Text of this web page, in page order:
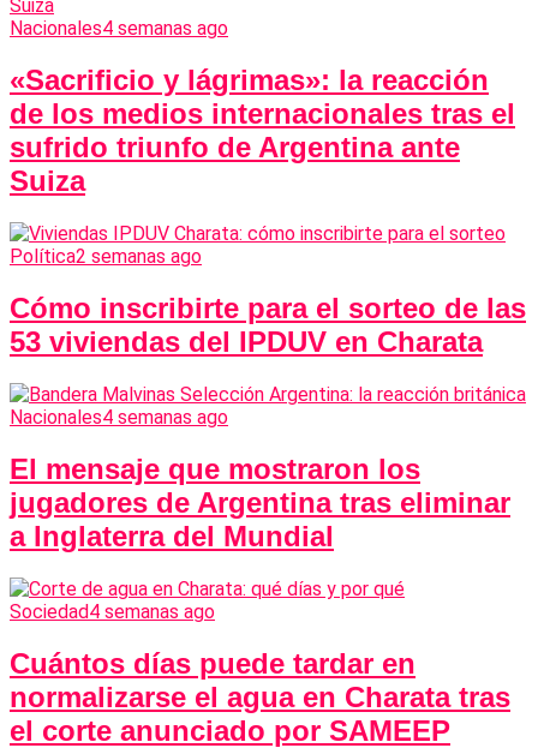
Nacionales4 semanas ago
«Sacrificio y lágrimas»: la reacción
de los medios internacionales tras el
sufrido triunfo de Argentina ante
Suiza
Política2 semanas ago
Cómo inscribirte para el sorteo de las
53 viviendas del IPDUV en Charata
Nacionales4 semanas ago
El mensaje que mostraron los
jugadores de Argentina tras eliminar
a Inglaterra del Mundial
Sociedad4 semanas ago
Cuántos días puede tardar en
normalizarse el agua en Charata tras
el corte anunciado por SAMEEP